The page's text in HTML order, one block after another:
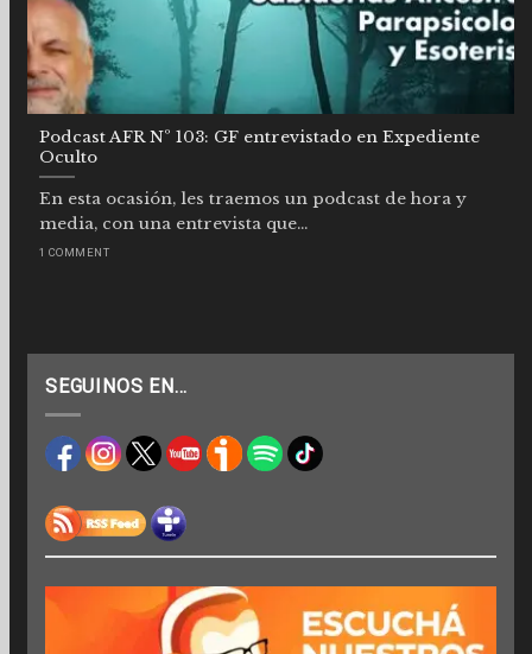
Podcast AFR Nº 103: GF entrevistado en Expediente
Oculto
En esta ocasión, les traemos un podcast de hora y
media, con una entrevista que...
1 COMMENT
SEGUINOS EN…